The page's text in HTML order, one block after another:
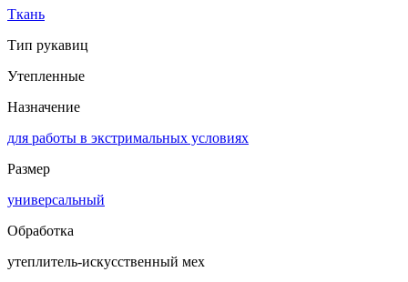
Ткань
Тип рукавиц
Утепленные
Назначение
для работы в экстримальных условиях
Размер
универсальный
Обработка
утеплитель-искусственный мех